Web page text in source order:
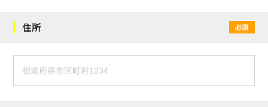
住所 必須